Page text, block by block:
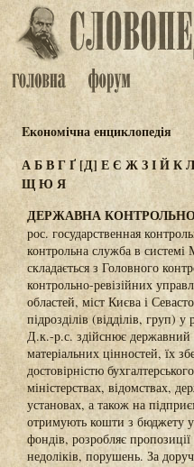
Eкономічна енциклопедія
АБВГҐ[Д] ЕЄ ЖЗІЙК
ЩЮ Я
ДЕРЖАВНА
рос. государственная
контрольна служба в системі
складається з Головного
контрольно-ревізійних
областей, міст Києва і
підрозділів (відділів, груп)
Д.к.-р.с. здійснює державний
матеріальних цінностей, їх
достовірністю
міністерствах, відомствах,
установах, а також на
отримують кошти з бюджету
фондів, розробляє
недоліків, порушень. За